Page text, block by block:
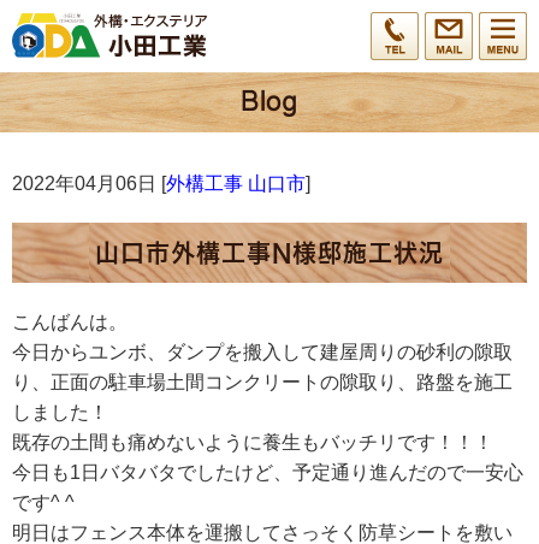
2022年04月06日 [外構工事 山口市]
山口市外構工事N様邸施工状況
こんばんは。
今日からユンボ、ダンプを搬入して建屋周りの砂利の隙取
り、正面の駐車場土間コンクリートの隙取り、路盤を施工
しました！
既存の土間も痛めないように養生もバッチリです！！！
今日も1日バタバタでしたけど、予定通り進んだので一安心
です^ ^
明日はフェンス本体を運搬してさっそく防草シートを敷い